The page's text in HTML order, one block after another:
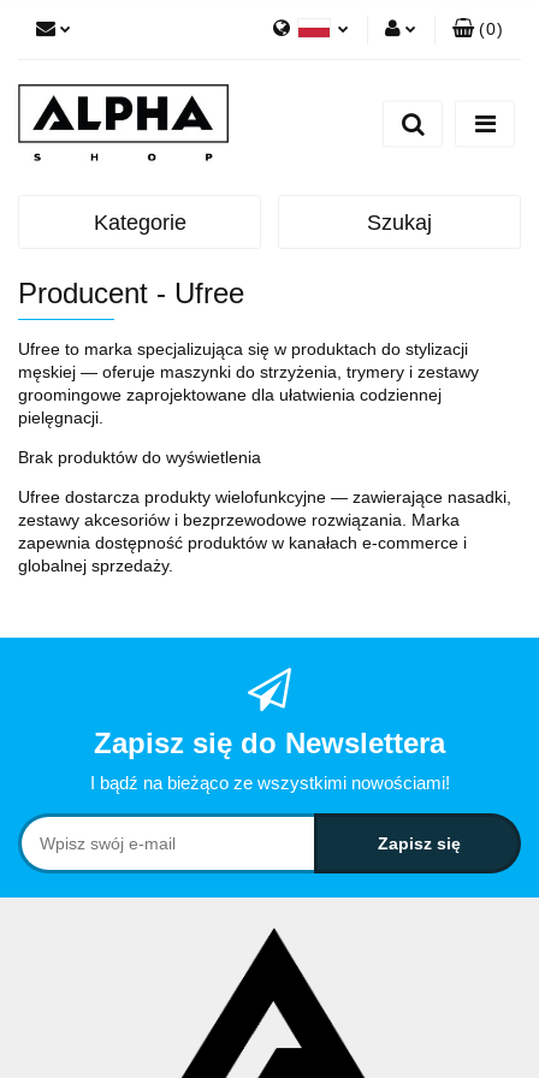
Zarejestruj się
(0)
Kategorie Szukaj
Producent - Ufree
Ufree to marka specjalizująca się w produktach do stylizacji
męskiej — oferuje maszynki do strzyżenia, trymery i zestawy
groomingowe zaprojektowane dla ułatwienia codziennej
pielęgnacji.
Brak produktów do wyświetlenia
Ufree dostarcza produkty wielofunkcyjne — zawierające nasadki,
zestawy akcesoriów i bezprzewodowe rozwiązania. Marka
zapewnia dostępność produktów w kanałach e-commerce i
globalnej sprzedaży.
Zapisz się do Newslettera
I bądź na bieżąco ze wszystkimi nowościami!